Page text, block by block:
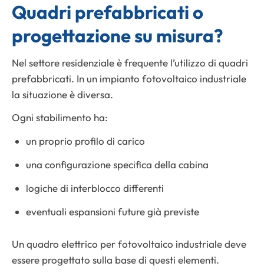
Quadri prefabbricati o
progettazione su misura?
Nel settore residenziale è frequente l’utilizzo di quadri
prefabbricati. In un impianto fotovoltaico industriale
la situazione è diversa.
Ogni stabilimento ha:
un proprio profilo di carico
una configurazione specifica della cabina
logiche di interblocco differenti
eventuali espansioni future già previste
Un quadro elettrico per fotovoltaico industriale deve
essere progettato sulla base di questi elementi.